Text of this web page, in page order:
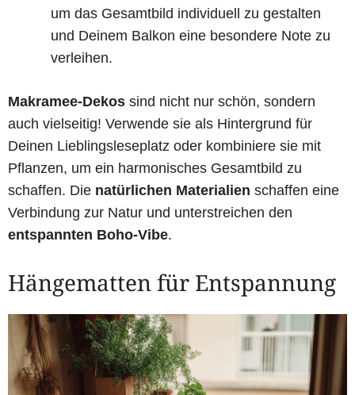
um das Gesamtbild individuell zu gestalten
und Deinem Balkon eine besondere Note zu
verleihen.
Makramee-Dekos sind nicht nur schön, sondern
auch vielseitig! Verwende sie als Hintergrund für
Deinen Lieblingsleseplatz oder kombiniere sie mit
Pflanzen, um ein harmonisches Gesamtbild zu
schaffen. Die natürlichen Materialien schaffen eine
Verbindung zur Natur und unterstreichen den
entspannten Boho-Vibe.
Hängematten für Entspannung